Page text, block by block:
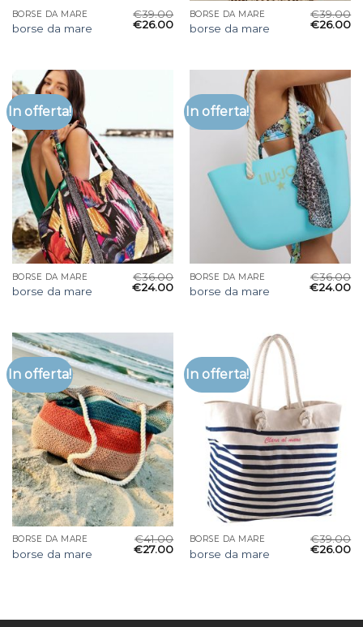
BORSE DA MARE
borse da mare
€39.00
€26.00
BORSE DA MARE
borse da mare
€39.00
€26.00
In offerta!
BORSE DA MARE
borse da mare
€36.00
€24.00
In offerta!
BORSE DA MARE
borse da mare
€36.00
€24.00
In offerta!
BORSE DA MARE
borse da mare
€41.00
€27.00
In offerta!
BORSE DA MARE
borse da mare
€39.00
€26.00